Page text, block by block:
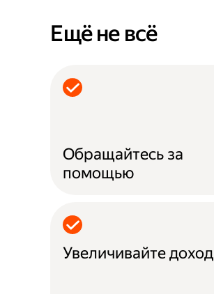
Ещё не всё
Обращайтесь за
помощью
Увеличивайте доход